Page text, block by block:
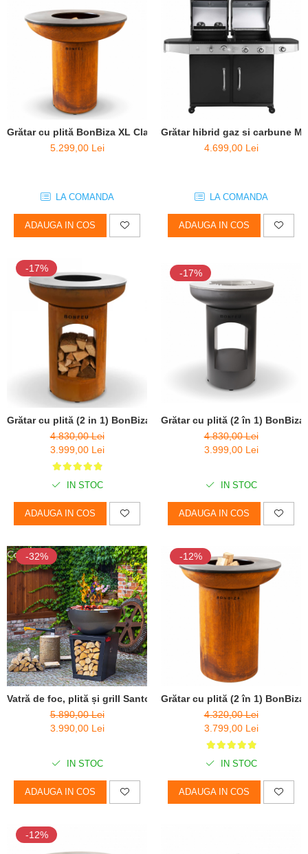
Grătar cu plită BonBiza XL Clasic - D 100cm x H 102cm
5.299,00 Lei
LA COMANDA
ADAUGA IN COS
Grătar hibrid gaz si carbune
4.699,00 Lei
LA COMANDA
ADAUGA IN COS
-17%
Grătar cu plită (2 in 1) BonBiza Open Corten - D 80cm x H 100cm
4.830,00 Lei
3.999,00 Lei
IN STOC
ADAUGA IN COS
-17%
Grătar cu plită (2 în 1) BonBiza
4.830,00 Lei
3.999,00 Lei
IN STOC
ADAUGA IN COS
-32%
Vatră de foc, plită și grill Santos
5.890,00 Lei
3.990,00 Lei
IN STOC
ADAUGA IN COS
-12%
Grătar cu plită (2 în 1) BonBiza
4.320,00 Lei
3.799,00 Lei
IN STOC
ADAUGA IN COS
-12%